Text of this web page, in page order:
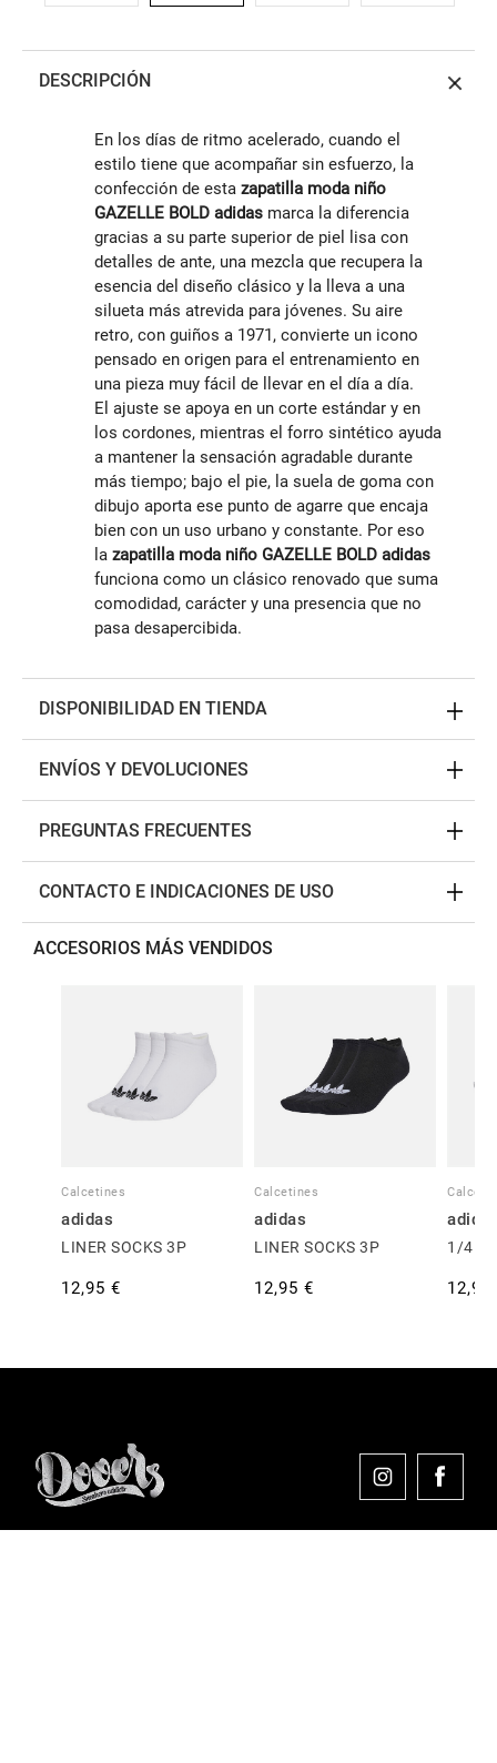
DESCRIPCIÓN
En los días de ritmo acelerado, cuando el
estilo tiene que acompañar sin esfuerzo, la
confección de esta zapatilla moda niño
GAZELLE BOLD adidas marca la diferencia
gracias a su parte superior de piel lisa con
detalles de ante, una mezcla que recupera la
esencia del diseño clásico y la lleva a una
silueta más atrevida para jóvenes. Su aire
retro, con guiños a 1971, convierte un icono
pensado en origen para el entrenamiento en
una pieza muy fácil de llevar en el día a día.
El ajuste se apoya en un corte estándar y en
los cordones, mientras el forro sintético ayuda
a mantener la sensación agradable durante
más tiempo; bajo el pie, la suela de goma con
dibujo aporta ese punto de agarre que encaja
bien con un uso urbano y constante. Por eso
la zapatilla moda niño GAZELLE BOLD adidas
funciona como un clásico renovado que suma
comodidad, carácter y una presencia que no
pasa desapercibida.
DISPONIBILIDAD EN TIENDA
ENVÍOS Y DEVOLUCIONES
PREGUNTAS FRECUENTES
CONTACTO E INDICACIONES DE USO
ACCESORIOS MÁS VENDIDOS
Calcetines
adidas
LINER SOCKS 3P
12,95 €
Calcetines
adidas
LINER SOCKS 3P
12,95 €
1/4
12,95